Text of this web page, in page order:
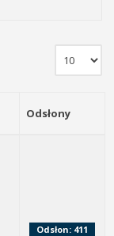
Odsłony
Odsłon: 411